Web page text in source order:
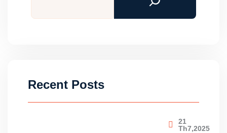
Recent Posts
21
Th7,2025